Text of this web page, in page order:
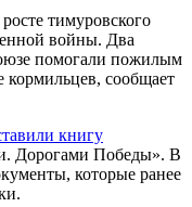
тимуровского
войны. Два
помогали пожилым
сообщает
книгу
Дорогами Победы». В
которые ранее